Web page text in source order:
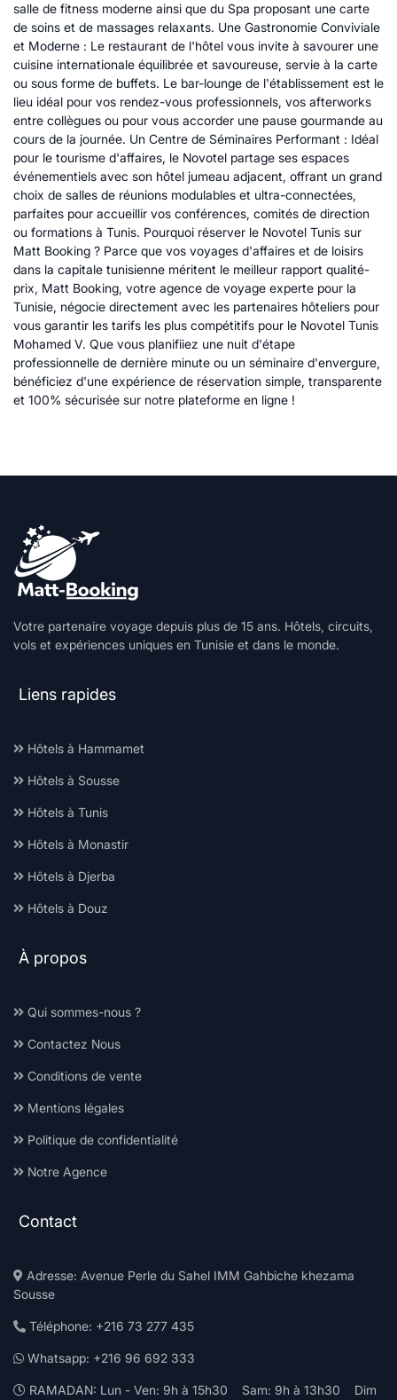
salle de fitness moderne ainsi que du Spa proposant une carte
de soins et de massages relaxants. Une Gastronomie Conviviale
et Moderne : Le restaurant de l'hôtel vous invite à savourer une
cuisine internationale équilibrée et savoureuse, servie à la carte
ou sous forme de buffets. Le bar-lounge de l'établissement est le
lieu idéal pour vos rendez-vous professionnels, vos afterworks
entre collègues ou pour vous accorder une pause gourmande au
cours de la journée. Un Centre de Séminaires Performant : Idéal
pour le tourisme d'affaires, le Novotel partage ses espaces
événementiels avec son hôtel jumeau adjacent, offrant un grand
choix de salles de réunions modulables et ultra-connectées,
parfaites pour accueillir vos conférences, comités de direction
ou formations à Tunis. Pourquoi réserver le Novotel Tunis sur
Matt Booking ? Parce que vos voyages d'affaires et de loisirs
dans la capitale tunisienne méritent le meilleur rapport qualité-
prix, Matt Booking, votre agence de voyage experte pour la
Tunisie, négocie directement avec les partenaires hôteliers pour
vous garantir les tarifs les plus compétitifs pour le Novotel Tunis
Mohamed V. Que vous planifiiez une nuit d'étape
professionnelle de dernière minute ou un séminaire d'envergure,
bénéficiez d'une expérience de réservation simple, transparente
et 100% sécurisée sur notre plateforme en ligne !
Votre partenaire voyage depuis plus de 15 ans. Hôtels, circuits,
vols et expériences uniques en Tunisie et dans le monde.
Liens rapides
Hôtels à Hammamet
Hôtels à Sousse
Hôtels à Tunis
Hôtels à Monastir
Hôtels à Djerba
Hôtels à Douz
À propos
Qui sommes-nous ?
Contactez Nous
Conditions de vente
Mentions légales
Politique de confidentialité
Notre Agence
Contact
Adresse: Avenue Perle du Sahel IMM Gahbiche khezama
Sousse
Téléphone: +216 73 277 435
Whatsapp: +216 96 692 333
RAMADAN: Lun - Ven: 9h à 15h30 Sam: 9h à 13h30 Dim